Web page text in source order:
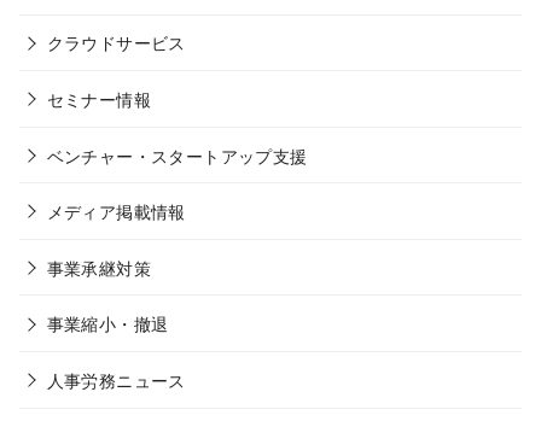
クラウドサービス
セミナー情報
ベンチャー・スタートアップ支援
メディア掲載情報
事業承継対策
事業縮小・撤退
人事労務ニュース